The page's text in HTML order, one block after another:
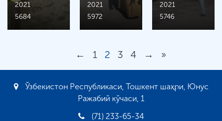
2021
5684
2021
5972
2021
5746
← 1 2 3 4 → »
Ўзбекистон Республикаси, Тошкент шаҳри, Юнус
Ражабий кўчаси, 1
(71) 233-65-34